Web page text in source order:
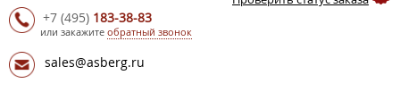
+7 (495) 183-38-83
или закажите обратный звонок
sales@asberg.ru